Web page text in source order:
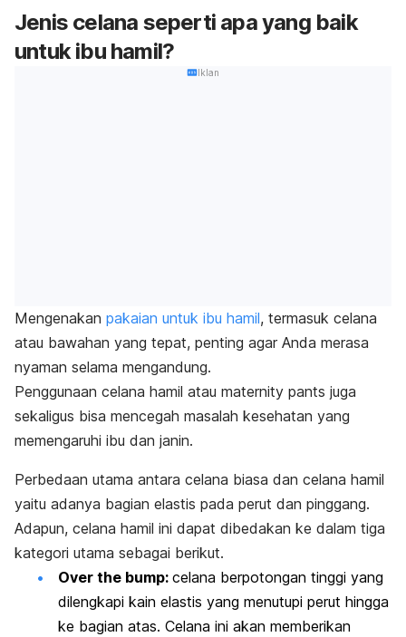
Jenis celana seperti apa yang baik
untuk ibu hamil?
Iklan
Mengenakan pakaian untuk ibu hamil, termasuk celana
atau bawahan yang tepat, penting agar Anda merasa
nyaman selama mengandung.
Penggunaan celana hamil atau maternity pants juga
sekaligus bisa mencegah masalah kesehatan yang
memengaruhi ibu dan janin.
Perbedaan utama antara celana biasa dan celana hamil
yaitu adanya bagian elastis pada perut dan pinggang.
Adapun, celana hamil ini dapat dibedakan ke dalam tiga
kategori utama sebagai berikut.
Over the bump: celana berpotongan tinggi yang
dilengkapi kain elastis yang menutupi perut hingga
ke bagian atas. Celana ini akan memberikan